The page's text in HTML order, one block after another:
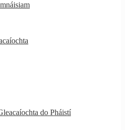
do Pháistí